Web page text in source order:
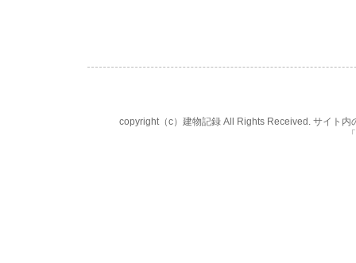
copyright（c）建物記録 All Rights Received. サイト